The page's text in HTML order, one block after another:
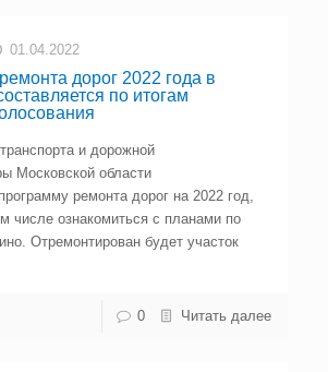
01.04.2022
дорог 2022 года в
по итогам
и дорожной
Московской области
ремонта дорог на 2022 год,
числе ознакомиться с планами по
Отремонтирован будет участок
0 Читать далее